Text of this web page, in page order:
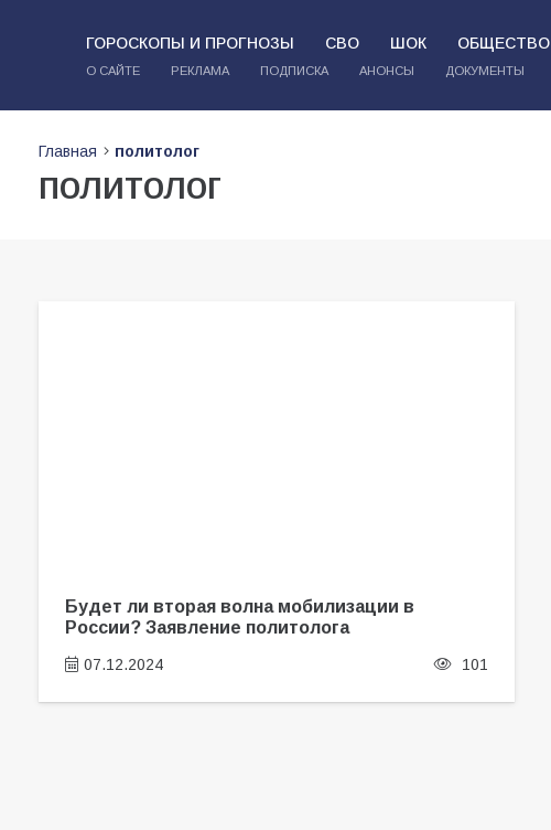
ГОРОСКОПЫ И ПРОГНОЗЫ СВО ШОК ОБЩЕСТВО
О САЙТЕ РЕКЛАМА ПОДПИСКА АНОНСЫ ДОКУМЕНТЫ
Главная политолог
политолог
Будет ли вторая волна мобилизации в
России? Заявление политолога
07.12.2024 101